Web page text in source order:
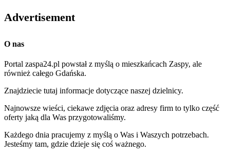
Advertisement
O nas
Portal zaspa24.pl powstał z myślą o mieszkańcach Zaspy, ale
również całego Gdańska.
Znajdziecie tutaj informacje dotyczące naszej dzielnicy.
Najnowsze wieści, ciekawe zdjęcia oraz adresy firm to tylko część
oferty jaką dla Was przygotowaliśmy.
Każdego dnia pracujemy z myślą o Was i Waszych potrzebach.
Jesteśmy tam, gdzie dzieje się coś ważnego.